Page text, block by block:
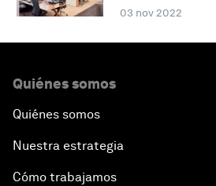
03 nov 2022
Quiénes somos
Quiénes somos
Nuestra estrategia
Cómo trabajamos